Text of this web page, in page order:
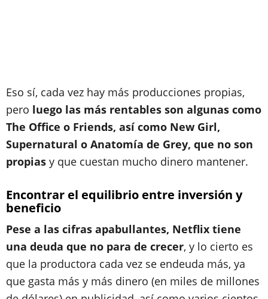
Eso sí, cada vez hay más producciones propias,
pero luego las más rentables son algunas como
The Office o Friends, así como New Girl,
Supernatural o Anatomía de Grey, que no son
propias y que cuestan mucho dinero mantener.
Encontrar el equilibrio entre inversión y
beneficio
Pese a las cifras apabullantes, Netflix tiene
una deuda que no para de crecer, y lo cierto es
que la productora cada vez se endeuda más, ya
que gasta más y más dinero (en miles de millones